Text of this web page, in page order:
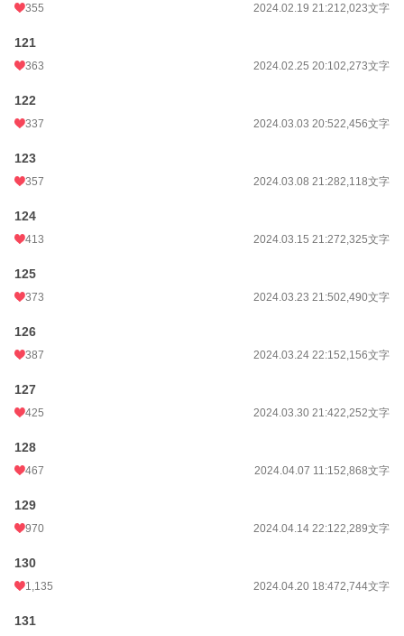
355 2024.02.19 21:212,023文字
121
363 2024.02.25 20:102,273文字
122
337 2024.03.03 20:522,456文字
123
357 2024.03.08 21:282,118文字
124
413 2024.03.15 21:272,325文字
125
373 2024.03.23 21:502,490文字
126
387 2024.03.24 22:152,156文字
127
425 2024.03.30 21:422,252文字
128
467 2024.04.07 11:152,868文字
129
970 2024.04.14 22:122,289文字
130
1,135 2024.04.20 18:472,744文字
131